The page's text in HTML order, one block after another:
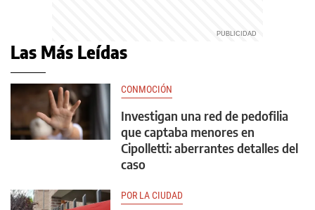
Las Más Leídas
CONMOCIÓN
Investigan una red de pedofilia
que captaba menores en
Cipolletti: aberrantes detalles del
caso
POR LA CIUDAD